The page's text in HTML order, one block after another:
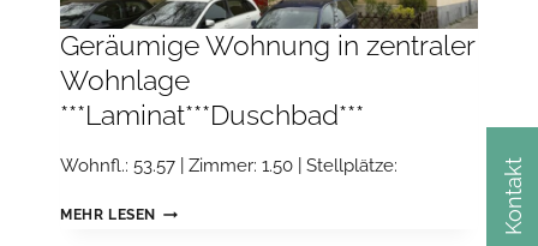
Kontakt
Geräumige Wohnung in zentraler
Wohnlage
***Laminat***Duschbad***
Wohnfl.: 53.57 | Zimmer: 1.50 | Stellplätze:
MEHR LESEN
GERÄUMIGE